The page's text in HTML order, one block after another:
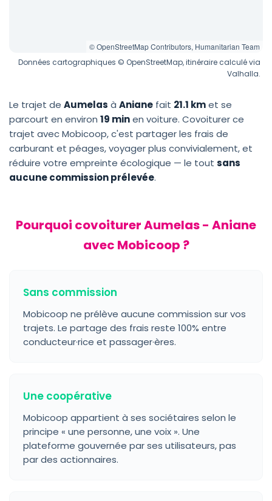
© OpenStreetMap Contributors, Humanitarian Team
Données cartographiques © OpenStreetMap, itinéraire calculé via
Valhalla.
Le trajet de Aumelas à Aniane fait 21.1 kmet se
parcourt en environ 19 minen voiture. Covoiturer ce
trajet avec Mobicoop, c'est partager les frais de
carburant et péages, voyager plus convivialement, et
réduire votre empreinte écologique — le tout sans
aucune commission prélevée.
Pourquoi covoiturer Aumelas - Aniane
avec Mobicoop ?
Sans commission
Mobicoop ne prélève aucune commission sur vos
trajets. Le partage des frais reste 100% entre
conducteur·rice et passager·ères.
Une coopérative
Mobicoop appartient à ses sociétaires selon le
principe « une personne, une voix ». Une
plateforme gouvernée par ses utilisateurs, pas
par des actionnaires.